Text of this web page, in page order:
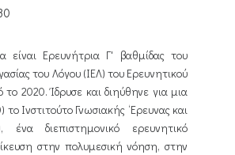
είναι Ερευνήτρια Γ' βαθμίδας του
του Λόγου (ΙΕΛ) του Ερευνητικού
2020. Ίδρυσε και διηύθηνε για μια
το Ινστιτούτο Γνωσιακής ‘Ερευνας και
ένα διεπιστημονικό ερευνητικό
στην πολυμεσική νόηση, στην